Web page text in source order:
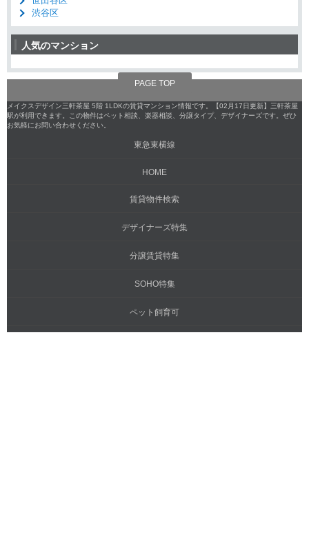
渋谷区
人気のマンション
PAGE TOP
メイクスデザイン三軒茶屋 5階 1LDKの賃貸マンション情報です。【02月17日更新】三軒茶屋
駅が利用できます。この物件はペット相談、楽器相談、分譲タイプ、デザイナーズです。ぜひ
お気軽にお問い合わせください。
東急東横線
HOME
賃貸物件検索
デザイナーズ特集
分譲賃貸特集
SOHO特集
ペット飼育可